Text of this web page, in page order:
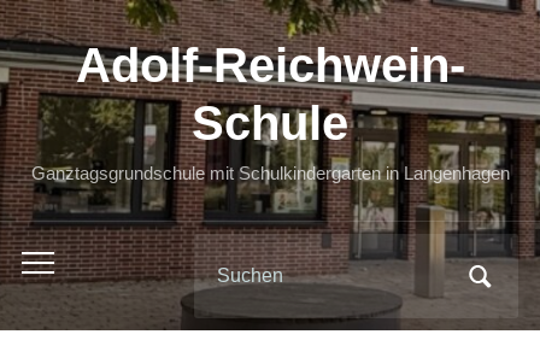
Adolf-Reichwein-
Schule
Ganztagsgrundschule mit Schulkindergarten in Langenhagen
Toggle
mobile
menu
Search
for: